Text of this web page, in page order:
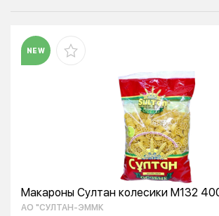
NEW
Макароны Султан колесики М132
АО "СУЛТАН-ЭММК